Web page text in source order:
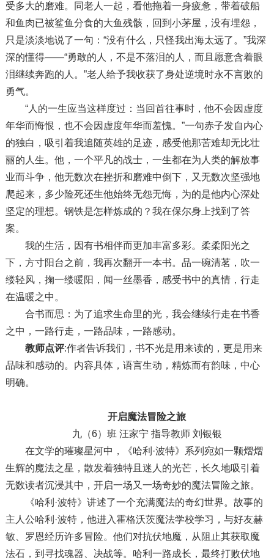
受多大的磨难。同老人一起，看他拖着一身疲惫，带着破船
和鱼肉已被鲨鱼分食的大鱼残骸，回到小茅屋，没有埋怨，
只是淡淡地说了一句：“没有什么，只怪我出海太远了。”我深
深的懂得——“勇敢的人，不是不落泪的人，而且愿意含着眼
泪继续奔跑的人。”老人给予我收获了身处逆境时永不言败的
勇气。
“人的一生应当这样度过：当回首往事时，他不会因虚度
年华而悔恨，也不会因虚度年华而羞愧。”一句赤子发自内心
的独白，吸引着我追随英雄的足迹，感受他那苦难却无比壮
丽的人生。他，一个平凡的战士，一生都在为人类的解放事
业而斗争，他无数次在挫折和磨难中倒下，又无数次坚强地
爬起来，多少险死还生他始终无怨无悔，为的是他内心深处
坚定的理想。钢铁是怎样炼成的？我在保尔身上找到了答
案。
我的生活，因有书相伴而更加丰富多彩。柔柔阳光之
下，方寸阳台之前，我再次翻开一本书。品一碗清茗，吹一
缕轻风，掬一缕暖阳，闻一丝墨香，感受书中的真情，行走
在温暖之中。
合书而思：为了追求生命里的光，我会继续行走在书香
之中，一路行走，一路品味，一路感动。
教师点评:作者告诉我们，书不光是用来读的，更是用来
品味和感动的。内容具体，语言生动，精炼而有韵味，中心
明确。
开启魔法冒险之旅
九（6）班 汪家宁 指导教师 刘银银
在文学的璀璨星河中，《哈利·波特》系列宛如一颗熠熠
生辉的魔法之星，散发着独特且迷人的光芒，长久地吸引着
无数读者沉浸其中，开启一场又一场奇妙的魔法冒险之旅。
《哈利·波特》讲述了一个充满魔法的奇幻世界。故事的
主人公哈利·波特，他进入霍格沃茨魔法学校学习，与好友赫
敏、罗恩经历许多冒险。他们对抗伏地魔，从阻止其获取魔
法石，到寻找魂器、决战等。哈利一路成长，最终打败伏地